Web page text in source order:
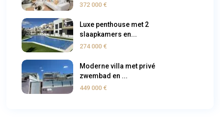
372 000 €
Luxe penthouse met 2
slaapkamers en...
274 000 €
Moderne villa met privé
zwembad en ...
449 000 €